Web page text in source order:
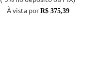
À vista porR$ 375,39